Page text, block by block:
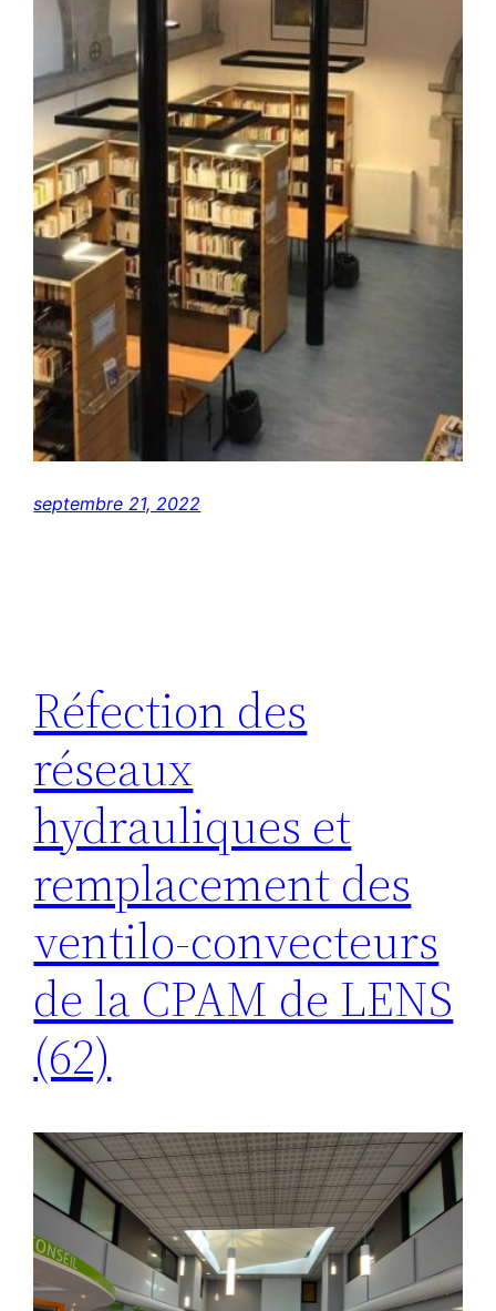
septembre 21, 2022
Réfection des
réseaux
hydrauliques et
remplacement des
ventilo-convecteurs
de la CPAM de LENS
(62)